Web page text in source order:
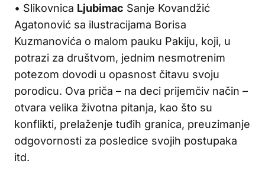
• Slikovnica Ljubimac Sanje Kovandžić
Agatonović sa ilustracijama Borisa
Kuzmanovića o malom pauku Pakiju, koji, u
potrazi za društvom, jednim nesmotrenim
potezom dovodi u opasnost čitavu svoju
porodicu. Ova priča – na deci prijemčiv način –
otvara velika životna pitanja, kao što su
konflikti, prelaženje tuđih granica, preuzimanje
odgovornosti za posledice svojih postupaka
itd.